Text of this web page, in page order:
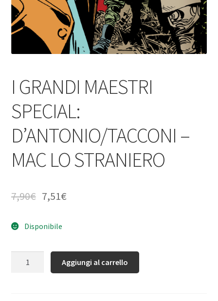
I GRANDI MAESTRI
SPECIAL:
D’ANTONIO/TACCONI –
MAC LO STRANIERO
7,90€ 7,51€
Disponibile
Aggiungi al carrello